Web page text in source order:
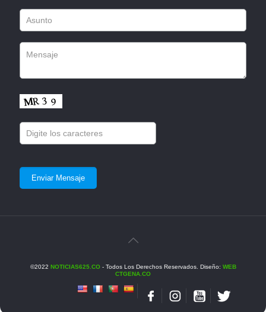
©2022 NOTICIAS625.CO- Todos Los Derechos Reservados. Diseño: WEB
CTGENA.CO